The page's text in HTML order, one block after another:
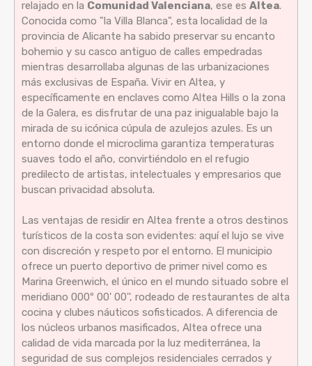
relajado en la Comunidad Valenciana, ese es Altea.
Conocida como "la Villa Blanca", esta localidad de la
provincia de Alicante ha sabido preservar su encanto
bohemio y su casco antiguo de calles empedradas
mientras desarrollaba algunas de las urbanizaciones
más exclusivas de España. Vivir en Altea, y
específicamente en enclaves como Altea Hills o la zona
de la Galera, es disfrutar de una paz inigualable bajo la
mirada de su icónica cúpula de azulejos azules. Es un
entorno donde el microclima garantiza temperaturas
suaves todo el año, convirtiéndolo en el refugio
predilecto de artistas, intelectuales y empresarios que
buscan privacidad absoluta.
Las ventajas de residir en Altea frente a otros destinos
turísticos de la costa son evidentes: aquí el lujo se vive
con discreción y respeto por el entorno. El municipio
ofrece un puerto deportivo de primer nivel como es
Marina Greenwich, el único en el mundo situado sobre el
meridiano 000º 00' 00'', rodeado de restaurantes de alta
cocina y clubes náuticos sofisticados. A diferencia de
los núcleos urbanos masificados, Altea ofrece una
calidad de vida marcada por la luz mediterránea, la
seguridad de sus complejos residenciales cerrados y